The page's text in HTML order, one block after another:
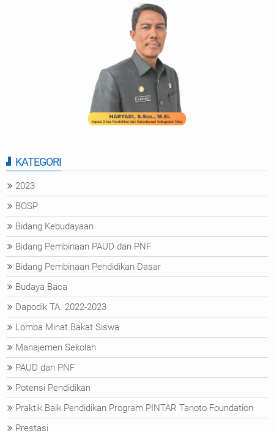
KATEGORI
2023
BOSP
Bidang Kebudayaan
Bidang Pembinaan PAUD dan PNF
Bidang Pembinaan Pendidikan Dasar
Budaya Baca
Dapodik TA. 2022-2023
Lomba Minat Bakat Siswa
Manajemen Sekolah
PAUD dan PNF
Potensi Pendidikan
Praktik Baik Pendidikan Program PINTAR Tanoto Foundation
Prestasi